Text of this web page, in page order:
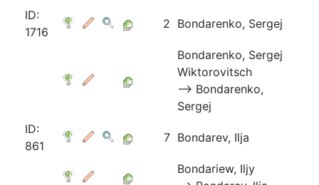
ID:
1716
2 Bondarenko, Sergej
Bondarenko, Sergej
Wiktorovitsch
⟶ Bondarenko,
Sergej
ID:
861
7 Bondarev, Ilja
Bondariew, Iljy